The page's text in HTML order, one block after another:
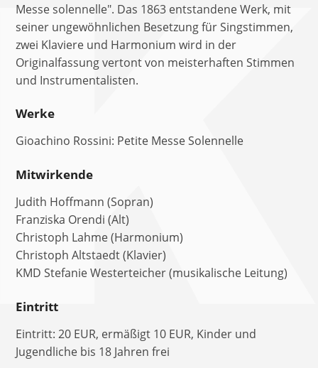
Messe solennelle". Das 1863 entstandene Werk, mit
seiner ungewöhnlichen Besetzung für Singstimmen,
zwei Klaviere und Harmonium wird in der
Originalfassung vertont von meisterhaften Stimmen
und Instrumentalisten.
Werke
Gioachino Rossini: Petite Messe Solennelle
Mitwirkende
Judith Hoffmann (Sopran)
Franziska Orendi (Alt)
Christoph Lahme (Harmonium)
Christoph Altstaedt (Klavier)
KMD Stefanie Westerteicher (musikalische Leitung)
Eintritt
Eintritt: 20 EUR, ermäßigt 10 EUR, Kinder und
Jugendliche bis 18 Jahren frei